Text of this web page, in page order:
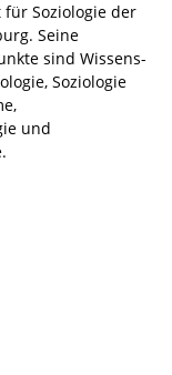
Soziologie der
Seine
sind Wissens-
Soziologie
und